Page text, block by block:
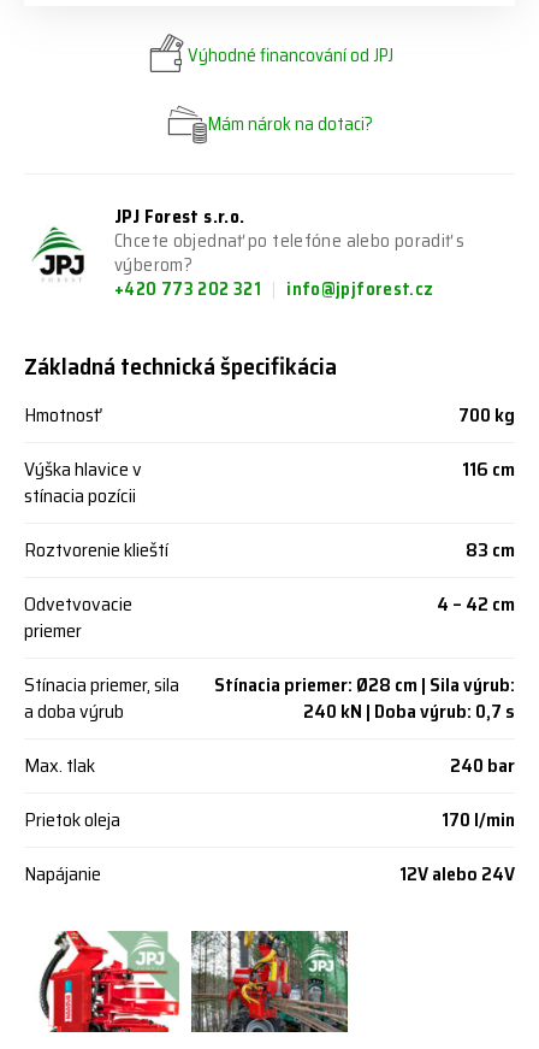
Výhodné financování od JPJ
Mám nárok na dotaci?
JPJ Forest s.r.o.
Chcete objednať po telefóne alebo poradiť s
výberom?
+420 773 202 321
info@jpjforest.cz
Základná technická špecifikácia
Hmotnosť
700 kg
Výška hlavice v
stínacia pozícii
116 cm
Roztvorenie klieští
83 cm
Odvetvovacie
priemer
4 – 42 cm
Stínacia priemer, sila
a doba výrub
Stínacia priemer: Ø28 cm | Sila výrub:
240 kN | Doba výrub: 0,7 s
Max. tlak
240 bar
Prietok oleja
170 l/min
Napájanie
12V alebo 24V